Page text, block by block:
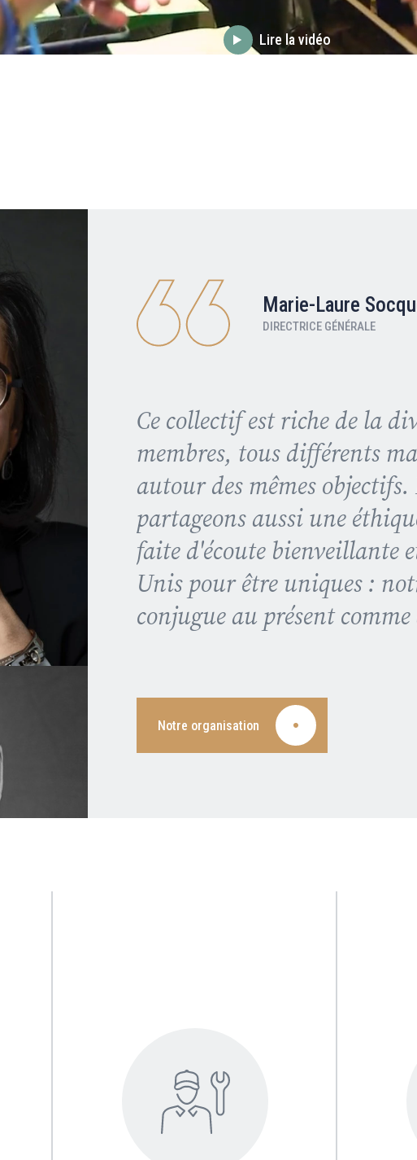
Lire la vidéo
Marie-Laure
DIRECTRICE GÉNÉRALE
Ce collectif est riche de la
membres, tous différents
autour des mêmes objectifs.
partageons aussi une
faite d'écoute bienveillante
Unis pour être uniques :
conjugue au présent
Notre organisation
Recruter, évaluer et développer les
compétences de ses collaborateurs.
Développer la visibilité
l’entreprise pour
clients et les fidéliser,
outils de